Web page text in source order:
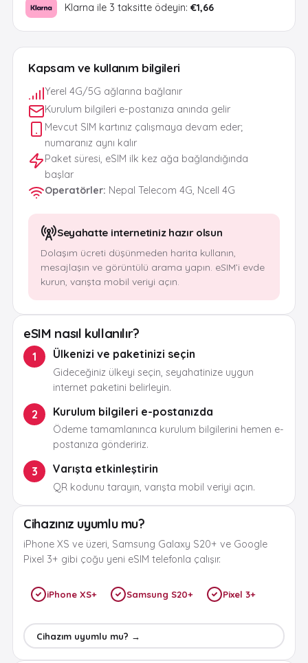
Kapsam ve kullanım bilgileri
Yerel 4G/5G ağlarına bağlanır
Kurulum bilgileri e-postanıza anında gelir
Mevcut SIM kartınız çalışmaya devam eder;
numaranız aynı kalır
Paket süresi, eSIM ilk kez ağa bağlandığında
başlar
Operatörler: Nepal Telecom 4G, Ncell 4G
Seyahatte internetiniz hazır olsun
Dolaşım ücreti düşünmeden harita kullanın,
mesajlaşın ve görüntülü arama yapın. eSIM’i evde
kurun, varışta mobil veriyi açın.
eSIM nasıl kullanılır?
1 Ülkenizi ve paketinizi seçin
Gideceğiniz ülkeyi seçin, seyahatinize uygun
internet paketini belirleyin.
2 Kurulum bilgileri e-postanızda
Ödeme tamamlanınca kurulum bilgilerini hemen e-
postanıza göndeririz.
3 Varışta etkinleştirin
QR kodunu tarayın, varışta mobil veriyi açın.
Cihazınız uyumlu mu?
iPhone XS ve üzeri, Samsung Galaxy S20+ ve Google
Pixel 3+ gibi çoğu yeni eSIM telefonla çalışır.
iPhone XS+ Samsung S20+ Pixel 3+
Cihazım uyumlu mu? →
Klarna ile 3 taksitte ödeyin: €1,66